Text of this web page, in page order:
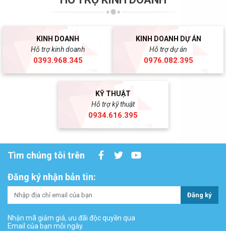
KINH DOANH
Hỗ trợ kinh doanh
0393.968.345
KINH DOANH DỰ ÁN
Hỗ trợ dự án
0976.082.395
KỸ THUẬT
Hỗ trợ kỹ thuật
0934.616.395
Tìm chúng tôi trên
Đăng ký nhận bản tin:
Đăng ký
Nhận mã giảm giá, ưu đãi độc quyền qua
Email của bạn mỗi ngày.